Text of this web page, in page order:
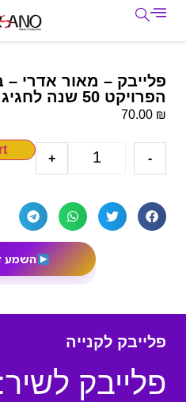
פלייבק – מאור אדרי –
הפרויקט 50 שנה לחגיגה בסנוקר
70.00 ₪
-
+
השמע
פלייבק לקנייה
פלייבק